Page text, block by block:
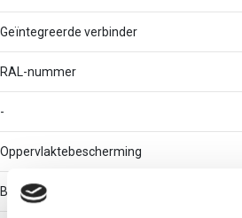
Geïntegreerde verbinder
RAL-nummer
-
Oppervlaktebescherming
Bandverzinkt (sendzimir verzinkt) en gecoat